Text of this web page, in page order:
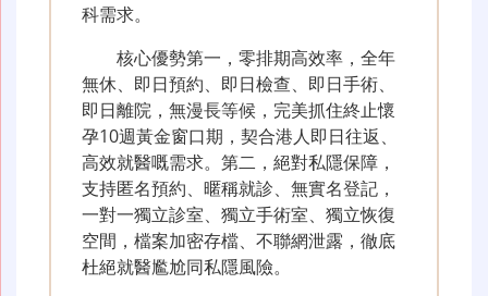
科需求。
核心優勢第一，零排期高效率，全年
無休、即日預約、即日檢查、即日手術、
即日離院，無漫長等候，完美抓住終止懷
孕10週黃金窗口期，契合港人即日往返、
高效就醫嘅需求。第二，絕對私隱保障，
支持匿名預約、暱稱就診、無實名登記，
一對一獨立診室、獨立手術室、獨立恢復
空間，檔案加密存檔、不聯網泄露，徹底
杜絕就醫尷尬同私隱風險。